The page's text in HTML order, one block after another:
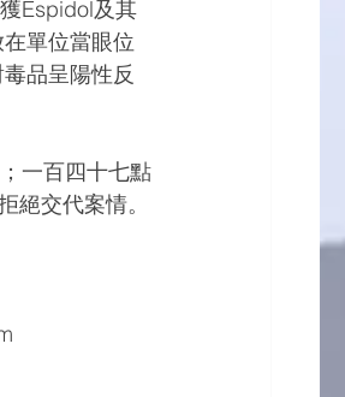
單位當眼位
品呈陽性反
交代案情。